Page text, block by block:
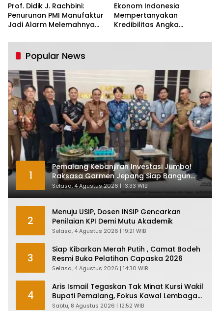
Prof. Didik J. Rachbini:
Penurunan PMI Manufaktur
Jadi Alarm Melemahnya
Ekonom Indonesia
Mempertanyakan
Kredibilitas Angka
Tumbuh Tapi Rapuh
Popular News
1
Pemalang Kebanjiran Investasi Jumbo!
Raksasa Garmen Jepang Siap Bangun
Pabrik dan Serap Ribuan Tenaga Kerja
Selasa, 4 Agustus 2026 | 13:33 WIB
2
Menuju USIP, Dosen INSIP Gencarkan
Penilaian KPI Demi Mutu Akademik
Selasa, 4 Agustus 2026 | 19:21 WIB
3
Siap Kibarkan Merah Putih , Camat Bodeh
Resmi Buka Pelatihan Capaska 2026
Selasa, 4 Agustus 2026 | 14:30 WIB
4
Aris Ismail Tegaskan Tak Minat Kursi Wakil
Bupati Pemalang, Fokus Kawal Lembaga
Legislatif
Sabtu, 8 Agustus 2026 | 12:52 WIB